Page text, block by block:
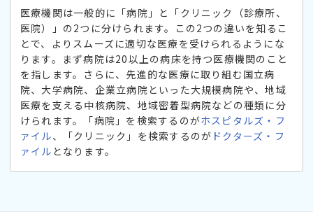
医療機関は一般的に「病院」と「クリニック（診療所、
医院）」の2つに分けられます。この2つの違いを知るこ
とで、よりスムーズに適切な医療を受けられるようにな
ります。まず病院は20以上の病床を持つ医療機関のこと
を指します。さらに、先進的な医療に取り組む国立病
院、大学病院、企業立病院といった大規模病院や、地域
医療を支える中核病院、地域密着型病院などの種類に分
けられます。「病院」を検索するのがホスピタルズ・フ
ァイル、「クリニック」を検索するのが ドクターズ・フ
ァイル となります。